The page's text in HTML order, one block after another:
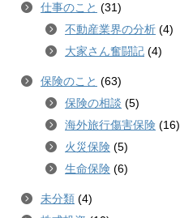
仕事のこと (31)
不動産業界の分析 (4)
大家さん奮闘記 (4)
保険のこと (63)
保険の相談 (5)
海外旅行傷害保険 (16)
火災保険 (5)
生命保険 (6)
未分類 (4)